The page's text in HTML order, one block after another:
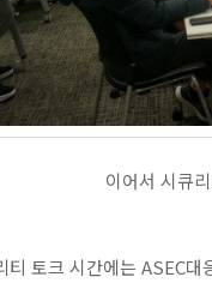
이어서 시큐
티 토크 시간에는 ASEC대